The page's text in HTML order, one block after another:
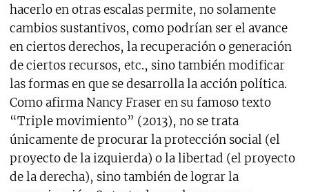
hacerlo en otras escalas permite, no solamente
cambios sustantivos, como podrían ser el avance
en ciertos derechos, la recuperación o generación
de ciertos recursos, etc., sino también modificar
las formas en que se desarrolla la acción política.
Como afirma Nancy Fraser en su famoso texto
“Triple movimiento” (2013), no se trata
únicamente de procurar la protección social (el
proyecto de la izquierda) o la libertad (el proyecto
de la derecha), sino también de lograr la